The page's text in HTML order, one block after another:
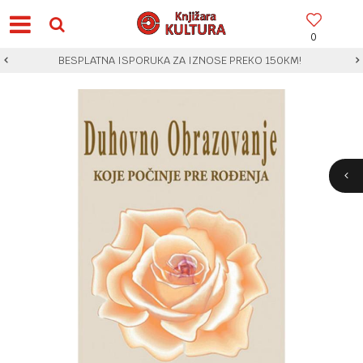
0
BESPLATNA ISPORUKA ZA IZNOSE PREKO 150KM!